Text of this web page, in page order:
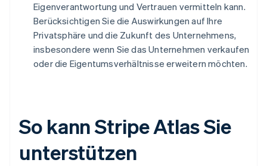
Eigenverantwortung und Vertrauen vermitteln kann.
Berücksichtigen Sie die Auswirkungen auf Ihre
Privatsphäre und die Zukunft des Unternehmens,
insbesondere wenn Sie das Unternehmen verkaufen
oder die Eigentumsverhältnisse erweitern möchten.
So kann Stripe Atlas Sie
unterstützen